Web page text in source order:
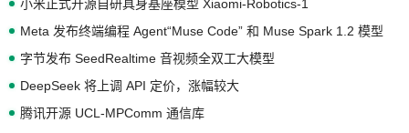
小米正式开源自研具身基座模型 Xiaomi-Robotics-1
Meta 发布终端编程 Agent“Muse Code” 和 Muse Spark 1.2 模型
字节发布 SeedRealtime 音视频全双工大模型
DeepSeek 将上调 API 定价，涨幅较大
腾讯开源 UCL-MPComm 通信库